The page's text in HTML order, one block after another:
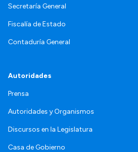
Secretaría General
Fiscalía de Estado
Contaduría General
Autoridades
Prensa
Autoridades y Organismos
Discursos en la Legislatura
Casa de Gobierno